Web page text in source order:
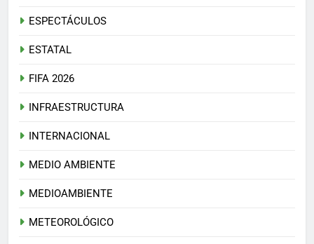
ESPECTÁCULOS
ESTATAL
FIFA 2026
INFRAESTRUCTURA
INTERNACIONAL
MEDIO AMBIENTE
MEDIOAMBIENTE
METEOROLÓGICO